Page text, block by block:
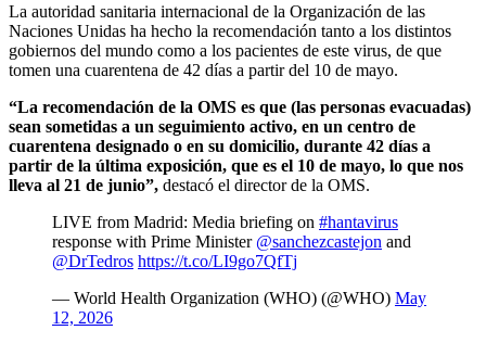
La autoridad sanitaria internacional de la Organización de las
Naciones Unidas ha hecho la recomendación tanto a los distintos
gobiernos del mundo como a los pacientes de este virus, de que
tomen una cuarentena de 42 días a partir del 10 de mayo.
“La recomendación de la OMS es que (las personas evacuadas)
sean sometidas a un seguimiento activo, en un centro de
cuarentena designado o en su domicilio, durante 42 días a
partir de la última exposición, que es el 10 de mayo, lo que nos
lleva al 21 de junio”, destacó el director de la OMS.
LIVE from Madrid: Media briefing on #hantavirus
response with Prime Minister @sanchezcastejon and
@DrTedros https://t.co/LI9go7QfTj
— World Health Organization (WHO) (@WHO) May
12, 2026